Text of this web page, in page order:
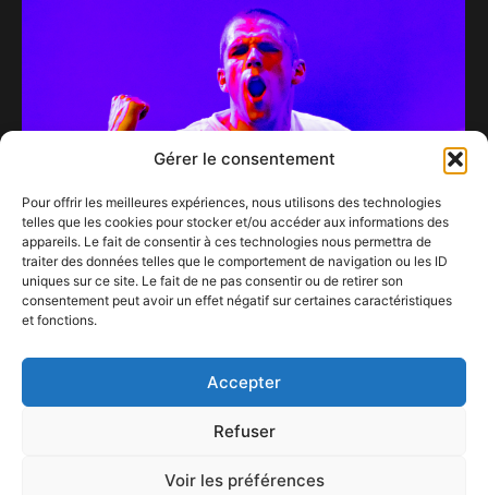
Gérer le consentement
Pour offrir les meilleures expériences, nous utilisons des technologies
telles que les cookies pour stocker et/ou accéder aux informations des
appareils. Le fait de consentir à ces technologies nous permettra de
traiter des données telles que le comportement de navigation ou les ID
uniques sur ce site. Le fait de ne pas consentir ou de retirer son
consentement peut avoir un effet négatif sur certaines caractéristiques
et fonctions.
Accepter
Refuser
Voir les préférences
HERVE, déchaîné et adoré au Nuits Botanique
10 octobre 2020